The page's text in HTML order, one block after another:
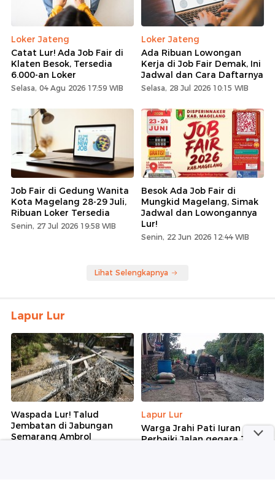
Loker Jateng
Catat Lur! Ada Job Fair di
Klaten Besok, Tersedia
6.000-an Loker
Selasa, 04 Agu 2026 17:59 WIB
Loker Jateng
Ada Ribuan Lowongan
Kerja di Job Fair Demak, Ini
Jadwal dan Cara Daftarnya
Selasa, 28 Jul 2026 10:15 WIB
Job Fair di Gedung Wanita
Kota Magelang 28-29 Juli,
Ribuan Loker Tersedia
Senin, 27 Jul 2026 19:58 WIB
Besok Ada Job Fair di
Mungkid Magelang, Simak
Jadwal dan Lowongannya
Lur!
Senin, 22 Jun 2026 12:44 WIB
Lihat Selengkapnya
Lapur Lur
Waspada Lur! Talud
Jembatan di Jabungan
Semarang Ambrol
Lapur Lur
Warga Jrahi Pati Iuran
Perbaiki Jalan gegara Tak